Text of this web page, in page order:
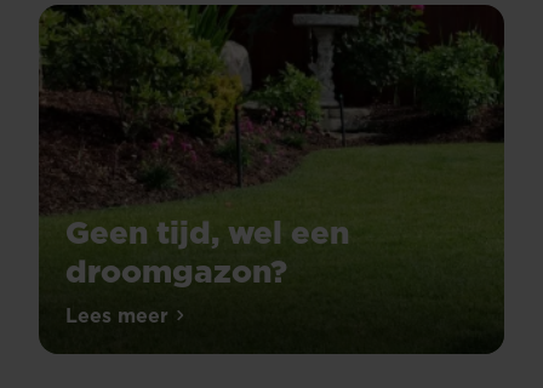
Geen tijd, wel een
droomgazon?
Lees meerGeen tijd, wel een droomgazon?